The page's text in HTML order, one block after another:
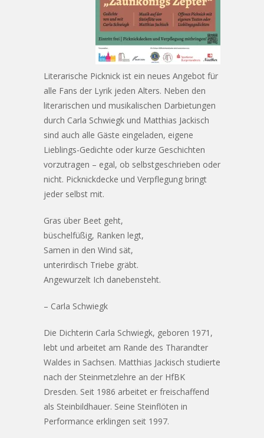
Literarische Picknick ist ein neues Angebot für
alle Fans der Lyrik jeden Alters. Neben den
literarischen und musikalischen Darbietungen
durch Carla Schwiegk und Matthias Jackisch
sind auch alle Gäste eingeladen, eigene
Lieblings-Gedichte oder kurze Geschichten
vorzutragen – egal, ob selbstgeschrieben oder
nicht. Picknickdecke und Verpflegung bringt
jeder selbst mit.
Gras über Beet geht,
büschelfüßig, Ranken legt,
Samen in den Wind sät,
unterirdisch Triebe gräbt.
Angewurzelt Ich danebensteht.
– Carla Schwiegk
Die Dichterin Carla Schwiegk, geboren 1971,
lebt und arbeitet am Rande des Tharandter
Waldes in Sachsen. Matthias Jackisch studierte
nach der Steinmetzlehre an der HfBK
Dresden. Seit 1986 arbeitet er freischaffend
als Steinbildhauer. Seine Steinflöten in
Performance erklingen seit 1997.